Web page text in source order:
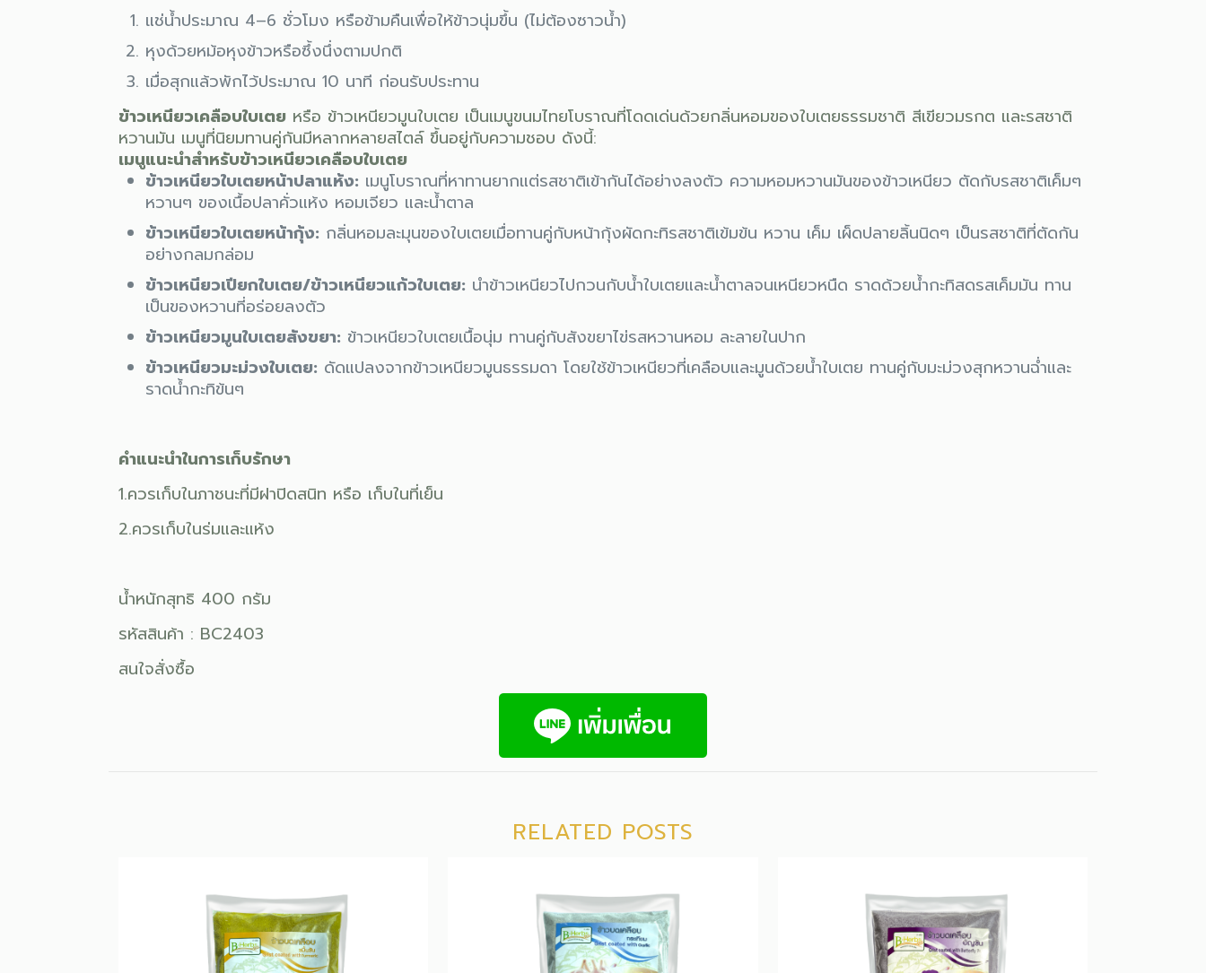
แช่น้ำประมาณ 4–6 ชั่วโมง หรือข้ามคืนเพื่อให้ข้าวนุ่มขึ้น (ไม่ต้องซาวน้ำ)
หุงด้วยหม้อหุงข้าวหรือซึ้งนึ่งตามปกติ
เมื่อสุกแล้วพักไว้ประมาณ 10 นาที ก่อนรับประทาน
ข้าวเหนียวเคลือบใบเตย หรือ ข้าวเหนียวมูนใบเตย เป็นเมนูขนมไทยโบราณที่โดดเด่นด้วยกลิ่นหอมของใบเตยธรรมชาติ สีเขียวมรกต และรสชาติ
หวานมัน เมนูที่นิยมทานคู่กันมีหลากหลายสไตล์ ขึ้นอยู่กับความชอบ ดังนี้:
เมนูแนะนำสำหรับข้าวเหนียวเคลือบใบเตย
ข้าวเหนียวใบเตยหน้าปลาแห้ง: เมนูโบราณที่หาทานยากแต่รสชาติเข้ากันได้อย่างลงตัว ความหอมหวานมันของข้าวเหนียว ตัดกับรสชาติเค็มๆ
หวานๆ ของเนื้อปลาคั่วแห้ง หอมเจียว และน้ำตาล
ข้าวเหนียวใบเตยหน้ากุ้ง: กลิ่นหอมละมุนของใบเตยเมื่อทานคู่กับหน้ากุ้งผัดกะทิรสชาติเข้มข้น หวาน เค็ม เผ็ดปลายลิ้นนิดๆ เป็นรสชาติที่ตัดกัน
อย่างกลมกล่อม
ข้าวเหนียวเปียกใบเตย/ข้าวเหนียวแก้วใบเตย: นำข้าวเหนียวไปกวนกับน้ำใบเตยและน้ำตาลจนเหนียวหนืด ราดด้วยน้ำกะทิสดรสเค็มมัน ทาน
เป็นของหวานที่อร่อยลงตัว
ข้าวเหนียวมูนใบเตยสังขยา: ข้าวเหนียวใบเตยเนื้อนุ่ม ทานคู่กับสังขยาไข่รสหวานหอม ละลายในปาก
ข้าวเหนียวมะม่วงใบเตย: ดัดแปลงจากข้าวเหนียวมูนธรรมดา โดยใช้ข้าวเหนียวที่เคลือบและมูนด้วยน้ำใบเตย ทานคู่กับมะม่วงสุกหวานฉ่ำและ
ราดน้ำกะทิข้นๆ
คำแนะนำในการเก็บรักษา
1.ควรเก็บในภาชนะที่มีฝาปิดสนิท หรือ เก็บในที่เย็น
2.ควรเก็บในร่มและแห้ง
น้ำหนักสุทธิ 400 กรัม
รหัสสินค้า : BC2403
สนใจสั่งซื้อ
RELATED POSTS